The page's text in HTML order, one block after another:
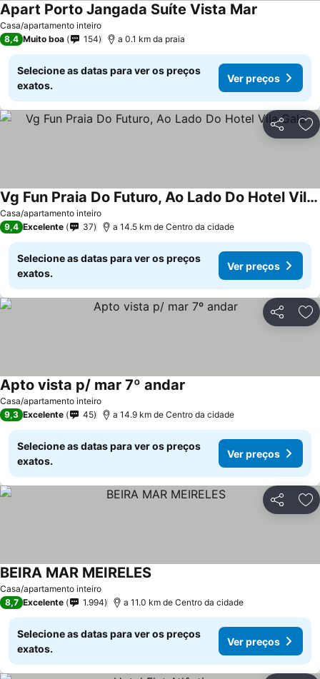
Casa/apartamento inteiro
Apart Porto Jangada Suíte Vista Mar
8,4 Muito boa 154 a 0.1 km da praia
Selecione as datas para ver os preços
exatos.
Ver preços
Partilhar
Casa/apartamento inteiro
Vg Fun Praia Do Futuro, Ao Lado Do Hotel Vila Gale
Ver preços
9,4 Excelente 37 a 14.5 km de Centro da cidade
Selecione as datas para ver os preços
exatos.
Ver preços
Partilhar
Casa/apartamento inteiro
Apto vista p/ mar 7º andar
9,3 Excelente 45 a 14.9 km de Centro da cidade
Selecione as datas para ver os preços
exatos.
Ver preços
Partilhar
Casa/apartamento inteiro
BEIRA MAR MEIRELES
8,7 Excelente 1.994 a 11.0 km de Centro da cidade
Selecione as datas para ver os preços
exatos.
Ver preços